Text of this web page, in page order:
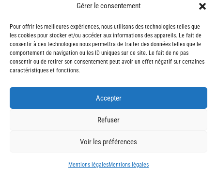
Gérer le consentement
Pour offrir les meilleures expériences, nous utilisons des technologies telles que
les cookies pour stocker et/ou accéder aux informations des appareils. Le fait de
consentir à ces technologies nous permettra de traiter des données telles que le
comportement de navigation ou les ID uniques sur ce site. Le fait de ne pas
consentir ou de retirer son consentement peut avoir un effet négatif sur certaines
caractéristiques et fonctions.
Accepter
Refuser
Voir les préférences
Mentions légalesMentions légales
Interdiction de vente de
La preuve de majorité de l’acheteur
est exigée au moment de la vente
en ligne
L. 3342-1 et L. 3353-3
Mentions légales–Conditions générales de ventes